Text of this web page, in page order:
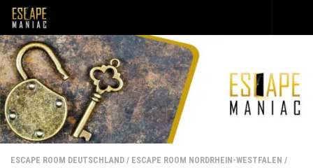
Unter dem Inhalt
ESCAPE ROOM DEUTSCHLAND / ESCAPE ROOM NORDRHEIN-WESTFALEN /